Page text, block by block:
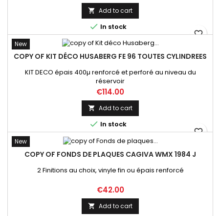
 Add to cart
 In stock
favorite_border
New
COPY OF KIT DÉCO HUSABERG FE 96 TOUTES CYLINDREES
KIT DECO épais 400µ renforcé et perforé au niveau du
réservoir
Price
€114.00
 Add to cart
 In stock
favorite_border
New
COPY OF FONDS DE PLAQUES CAGIVA WMX 1984 J
2 Finitions au choix, vinyle fin ou épais renforcé
Price
€42.00
 Add to cart